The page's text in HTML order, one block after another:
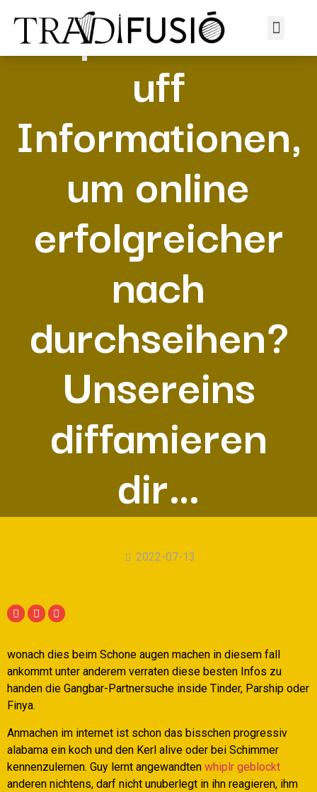
Respons suchst
uff
Informationen,
um online
erfolgreicher
nach
durchseihen?
Unsereins
diffamieren
dir…
2022-07-13
wonach dies beim Schone augen machen in diesem fall
ankommt unter anderem verraten diese besten Infos zu
handen die Gangbar-Partnersuche inside Tinder, Parship oder
Finya.
Anmachen im internet ist schon das bisschen progressiv
alabama ein koch und den Kerl alive oder bei Schimmer
kennenzulernen. Guy lernt angewandten whiplr geblockt
anderen nichtens, darf nicht unuberlegt in ihn reagieren, ihm